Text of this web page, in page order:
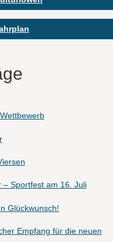
Sportfest am 16. Juli
Glückwunsch!
Empfang für die neuen